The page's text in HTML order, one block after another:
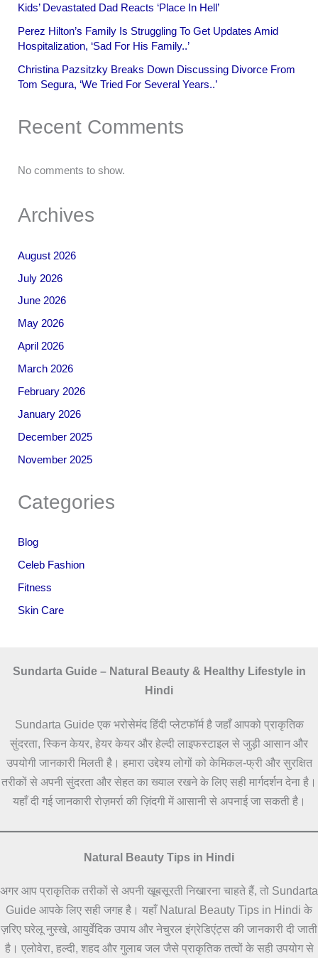
Kids’ Devastated Dad Reacts ‘Place In Hell’
Perez Hilton’s Family Is Struggling To Get Updates Amid
Hospitalization, ‘Sad For His Family..’
Christina Pazsitzky Breaks Down Discussing Divorce From
Tom Segura, ‘We Tried For Several Years..’
Recent Comments
No comments to show.
Archives
August 2026
July 2026
June 2026
May 2026
April 2026
March 2026
February 2026
January 2026
December 2025
November 2025
Categories
Blog
Celeb Fashion
Fitness
Skin Care
Sundarta Guide – Natural Beauty & Healthy Lifestyle in
Hindi
Sundarta Guide एक भरोसेमंद हिंदी प्लेटफॉर्म है जहाँ आपको प्राकृतिक
सुंदरता, स्किन केयर, हेयर केयर और हेल्दी लाइफस्टाइल से जुड़ी आसान और
उपयोगी जानकारी मिलती है। हमारा उद्देश्य लोगों को केमिकल-फ्री और सुरक्षित
तरीकों से अपनी सुंदरता और सेहत का ख्याल रखने के लिए सही मार्गदर्शन देना है।
यहाँ दी गई जानकारी रोज़मर्रा की ज़िंदगी में आसानी से अपनाई जा सकती है।
Natural Beauty Tips in Hindi
अगर आप प्राकृतिक तरीकों से अपनी खूबसूरती निखारना चाहते हैं, तो Sundarta
Guide आपके लिए सही जगह है। यहाँ Natural Beauty Tips in Hindi के
ज़रिए घरेलू नुस्खे, आयुर्वेदिक उपाय और नेचुरल इंग्रेडिएंट्स की जानकारी दी जाती
है। एलोवेरा, हल्दी, शहद और गुलाब जल जैसे प्राकृतिक तत्वों के सही उपयोग से